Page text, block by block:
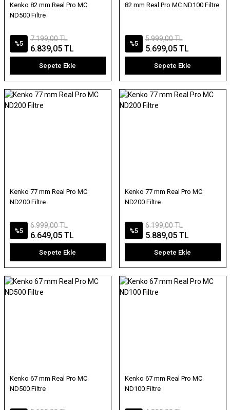
Kenko 82 mm Real Pro MC
ND500 Filtre
%5
7.199,00 TL
6.839,05 TL
Sepete Ekle
82 mm Real Pro MC ND100 Filtre
%5
5.999,00 TL
5.699,05 TL
Sepete Ekle
Kenko 77 mm Real Pro MC
ND200 Filtre
%5
6.999,00 TL
6.649,05 TL
Sepete Ekle
Kenko 77 mm Real Pro MC
ND200 Filtre
%5
6.199,00 TL
5.889,05 TL
Sepete Ekle
Kenko 67 mm Real Pro MC
ND500 Filtre
Kenko 67 mm Real Pro MC
ND100 Filtre